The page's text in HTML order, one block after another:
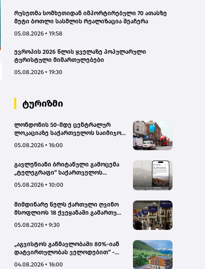
რუსეთმა სომხეთიდან იმპორტირებული 70 ათასზე
მეტი ბოთლი სასმლის რეალიზაცია შეაჩერა
05.08.2026 • 19:58
ევროპის 2026 წლის ყველაზე პოპულარული
ტურისტული მიმართულებები
05.08.2026 • 19:30
ტურიზმი
ლონდონის 50-მდე ცენტრალურ
ლოკაციაზე საქართველოს საიმიჯო
05.08.2026 • 16:00
გავლენიანი ბრიტანული გამოცემა
„ტელეგრაფი“ საქართველოს
სტატიების ციკლს აქვეყნებს
05.08.2026 • 10:00
მიმდინარე წელს ქართული ღვინო
მსოფლიოს 18 ქვეყანაში გამართულ
წარმოდგენილი
05.08.2026 • 9:30
„აგვისტოს განმავლობაში 80%-იან
დატვირთულობას ველოდებით“ -
04.08.2026 • 16:00